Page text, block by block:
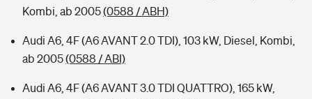
Kombi, ab 2005(0588 / ABH)
Audi A6, 4F (A6 AVANT 2.0 TDI), 103 kW, Diesel, Kombi,
ab 2005(0588 / ABI)
Audi A6, 4F (A6 AVANT 3.0 TDI QUATTRO), 165 kW,